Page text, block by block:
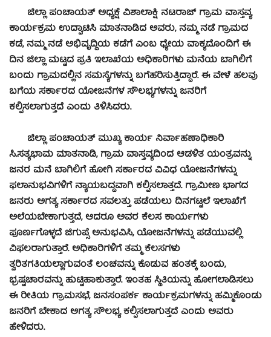
ಜಿಲ್ಲಾ ಪಂಚಾಯತ್ ಅಧ್ಯಕ್ಷೆ ವಿಶಾಲಾಕ್ಷಿ ನಟರಾಜ್ ಗ್ರಾಮ ವಾಸ್ತವ್ಯ
ಕಾರ್ಯಕ್ರಮ ಉದ್ಘಾಟಿಸಿ ಮಾತನಾಡಿದ ಅವರು, ನಮ್ಮ ನಡೆ ಗ್ರಾಮದ
ಕಡೆ, ನಮ್ಮ ನಡೆ ಅಭಿವೃದ್ದಿಯ ಕಡೆಗೆ ಎಂಬ ಧ್ಯೇಯ ವಾಕ್ಯದೊಂದಿಗೆ ಈ
ದಿನ ಜಿಲ್ಲಾ ಮಟ್ಟದ ಪ್ರತಿ ಇಲಾಖೆಯ ಅಧಿಕಾರಿಗಳು ಮನೆಯ ಬಾಗಿಲಿಗೆ
ಬಂದು ಗ್ರಾಮದಲ್ಲಿನ ಸಮಸ್ಯೆಗಳನ್ನು ಬಗೆಹರಿಸುತ್ತಿದ್ದಾರೆ. ಈ ವೇಳೆ ಹಲವು
ಬಗೆಯ ಸರ್ಕಾರದ ಯೋಜನೆಗಳ ಸೌಲಭ್ಯಗಳನ್ನು ಜನರಿಗೆ
ಕಲ್ಪಿಸಲಾಗುತ್ತದೆ ಎಂದು ತಿಳಿಸಿದರು.
ಜಿಲ್ಲಾ ಪಂಚಾಯತ್ ಮುಖ್ಯ ಕಾರ್ಯ ನಿರ್ವಾಹಣಾಧಿಕಾರಿ
ಸಿ.ಸತ್ಯಭಾಮ ಮಾತನಾಡಿ, ಗ್ರಾಮ ವಾಸ್ತವ್ಯದಿಂದ ಆಡಳಿತ ಯಂತ್ರವನ್ನು
ಜನರ ಮನೆ ಬಾಗಿಲಿಗೆ ಹೋಗಿ ಸರ್ಕಾರದ ವಿವಿಧ ಯೋಜನೆಗಳನ್ನು
ಫಲಾನುಭವಿಗಳಿಗೆ ನ್ಯಾಯಬದ್ದವಾಗಿ ಕಲ್ಪಿಸಲಾತ್ತದೆ. ಗ್ರಾಮೀಣ ಭಾಗದ
ಜನರು ಅಗತ್ಯ ಸರ್ಕಾರದ ಸವಲತ್ತು ಪಡೆಯಲು ದಿನಗಟ್ಟಲೆ ಇಲಾಖೆಗೆ
ಅಲೆಯಬೇಕಾಗುತ್ತದೆ, ಆದರೂ ಅವರ ಕೆಲಸ ಕಾರ್ಯಗಳು
ಪೂರ್ಣಗೊಳ್ಳದೆ ಜಿಗುಪ್ಸೆ ಅನುಭವಿಸಿ, ಯೋಜನೆಗಳನ್ನು ಪಡೆಯುವಲ್ಲಿ
ವಿಫಲರಾಗುತ್ತಾರೆ. ಅಧಿಕಾರಿಗಳಿಗೆ ತಮ್ಮ ಕೆಲಸಗಳು
ತ್ವರಿತಗತಿಯಲ್ಲಾಗುವಂತೆ ಲಂಚವನ್ನು ಕೊಡುವ ಹಂತಕ್ಕೆ ಬಂದು,
ಭ್ರಷ್ಟಚಾರವನ್ನು ಹುಟ್ಟಿಹಾಕುತ್ತಾರೆ. ಇಂತಹ ಸ್ಥಿತಿಯನ್ನು ಹೋಗಲಾಡಿಸಲು
ಈ ರೀತಿಯ ಗ್ರಾಮಸಭೆ, ಜನಸಂಪರ್ಕ ಕಾರ್ಯಕ್ರಮಗಳನ್ನು ಹಮ್ಮಿಕೊಂಡು
ಜನರಿಗೆ ಬೇಕಾದ ಅಗತ್ಯ ಸೌಲಭ್ಯ ಕಲ್ಪಿಸಲಾಗುತ್ತದೆ ಎಂದು ಅವರು
ಹೇಳಿದರು.